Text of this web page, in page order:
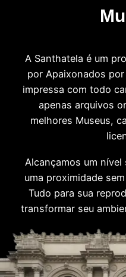
A Santhatela é um
por Apaixonados
impressa com todo
apenas arquivos
melhores Museus,
Alcançamos um
uma proximidade
Tudo para sua
transformar seu